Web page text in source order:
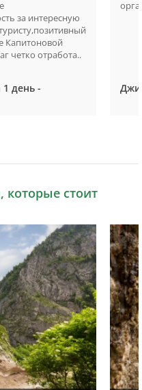
за интересную
Капитоновой
четко отработа..
1 день -
которые стоит